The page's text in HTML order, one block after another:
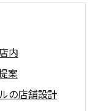
内
案
の店舗設計